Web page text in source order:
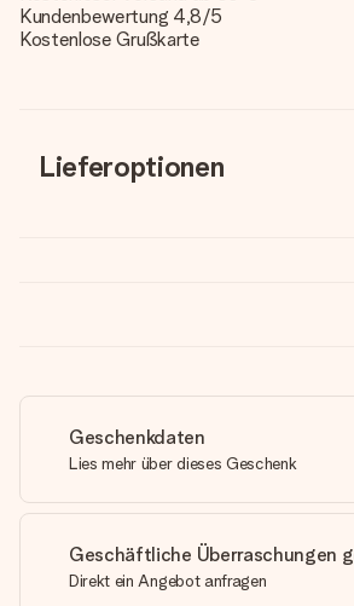
Kundenbewertung 4,8/5
Kostenlose Grußkarte
Lieferoptionen
Geschenkdaten
Lies mehr über dieses Geschenk
Geschäftliche Überraschungen
Direkt ein Angebot anfragen